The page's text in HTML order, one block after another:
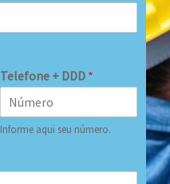
Telefone + DDD *
Informe aqui seu número.